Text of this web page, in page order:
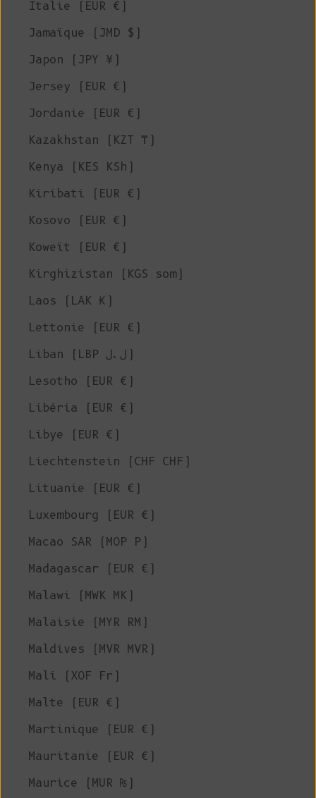
Italie (EUR €)
Jamaïque (JMD $)
Japon (JPY ¥)
Jersey (EUR €)
Jordanie (EUR €)
Kazakhstan (KZT ₸)
Kenya (KES KSh)
Kiribati (EUR €)
Kosovo (EUR €)
Koweït (EUR €)
Kirghizistan (KGS som)
Laos (LAK ₭)
Lettonie (EUR €)
Liban (LBP ل.ل)
Lesotho (EUR €)
Libéria (EUR €)
Libye (EUR €)
Liechtenstein (CHF CHF)
Lituanie (EUR €)
Luxembourg (EUR €)
Macao SAR (MOP P)
Madagascar (EUR €)
Malawi (MWK MK)
Malaisie (MYR RM)
Maldives (MVR MVR)
Mali (XOF Fr)
Malte (EUR €)
Martinique (EUR €)
Mauritanie (EUR €)
Maurice (MUR ₨)